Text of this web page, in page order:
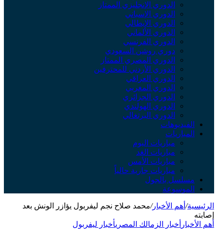
الدوري الإنجليزي الممتاز
الدوري الإسباني
الدوري الإيطالي
الدوري الألماني
الدوري الفرنسي
دوري روشن السعودي
الدوري المصري الممتاز
الدوري الأردني للمحترفين
الدوري العراقي
الدوري المغربي
الدوري الجزائري
الدوري الهولندي
الدوري البرتغالي
الفيديوهات
المباريات
مباريات اليوم
مباريات الغد
مباريات الأمس
مباريات جارية حالياً
مسلسل بالجول
الموسوعة
الرئيسية/ أهم الأخبار/محمد صلاح نجم ليفربول يؤازر الونش بعد
إصابته
أهم الأخبار أخبار الزمالك المصريأخبار ليفربول